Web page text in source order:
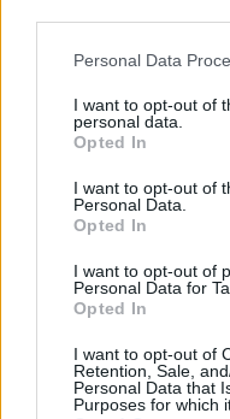
Personal Data
I want to opt-out of
personal data.
Opted In
I want to opt-out of
Personal Data.
Opted In
I want to opt-out of
Personal Data for
Opted In
I want to opt-out of
Retention, Sale,
Personal Data that
Purposes for which
Πελοποννήσου
06/08/2026 15:12